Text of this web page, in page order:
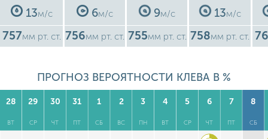
13м/с
757мм рт. ст.
6м/с
756мм рт. ст.
9м/с
755мм рт. ст.
13м/с
758мм рт. ст.
ПРОГНОЗ ВЕРОЯТНОСТИ КЛЕВА В %
28
ВТ
29
СР
30
ЧТ
31
ПТ
1
СБ
2
ВС
3
ПН
4
ВТ
5
СР
6
ЧТ
7
ПТ
8
СБ